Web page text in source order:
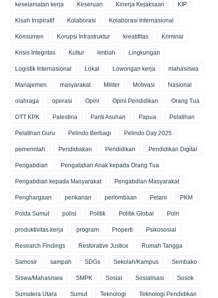
keselamatan kerja Keseruan Kinerja Kejaksaan KIP
Kisah Inspiratif Kolaborasi Kolaborasi Internasional
Konsumen Korupsi Infrastruktur kreatifitas Kriminal
Krisis Integritas Kultur limbah Lingkungan
Logistik Internasional Lokal Lowongan kerja mahasiswa
Manajemen masyarakat Militer Motivasi Nasional
olahraga operasi Opini Opini Pendidikan Orang Tua
OTT KPK Palestina Panti Asuhan Papua Pelatihan
Pelatihan Guru Pelindo Berbagi Pelindo Day 2025
pemerintah Pendidiakan Pendidikan Pendidikan Digital
Pengabdian Pengabdian Anak kepada Orang Tua
Pengabdian kepada Masyarakat Pengabdian Masyarakat
Penghargaan perikanan perlombaan Petani PKM
Polda Sumut polisi Politik Politik Global Polri
produktivitas kerja program Properti Psikososial
Research Findings Restorative Justice Rumah Tangga
Samosir sampah SDGs Sekolah/Kampus Sembako
Siswa/Mahasiswa SMPK Sosial Sosialisasi Sosok
Sumatera Utara Sumut Teknologi Teknologi Pendidikan